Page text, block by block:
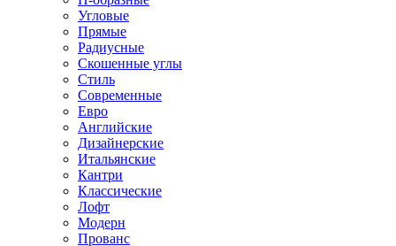
Угловые
Прямые
Радиусные
Скошенные углы
Стиль
Современные
Евро
Английские
Дизайнерские
Итальянские
Кантри
Классические
Лофт
Модерн
Прованс